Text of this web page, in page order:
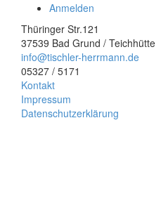
Anmelden
Thüringer Str.121
37539 Bad Grund / Teichhütte
info@tischler-herrmann.de
05327 / 5171
Kontakt
Impressum
Datenschutzerklärung